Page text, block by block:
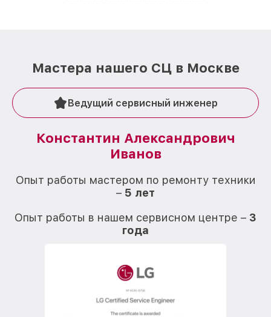
Мастера нашего СЦ в Москве
Ведущий сервисный инженер
Константин Александрович
Иванов
Опыт работы мастером по ремонту техники
– 5 лет
Опыт работы в нашем сервисном центре – 3
года